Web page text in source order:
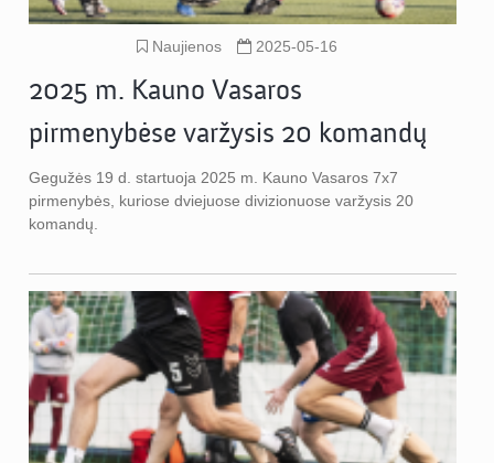
Naujienos 2025-05-16
2025 m. Kauno Vasaros
pirmenybėse varžysis 20 komandų
Gegužės 19 d. startuoja 2025 m. Kauno Vasaros 7x7
pirmenybės, kuriose dviejuose divizionuose varžysis 20
komandų.